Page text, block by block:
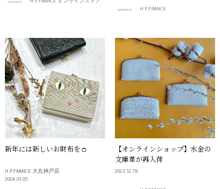
H.P.FRANCE オンラインストア
H.P.FRANCE
新年には新しいお財布を👛
H.P.FRANCE 大丸神戸店
2024.01.05
【オンラインショップ】水金の
文庫革が再入荷
2023.12.19